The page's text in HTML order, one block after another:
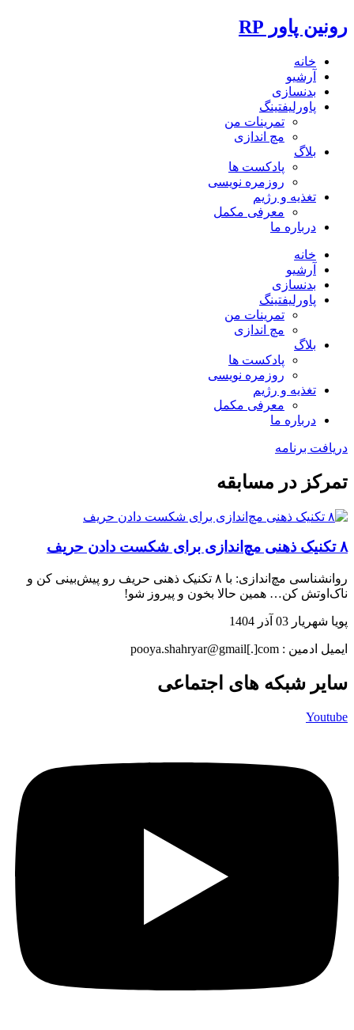
رونین پاور RP
خانه
آرشیو
بدنسازی
پاورلیفتینگ
تمرینات من
مچ اندازی
بلاگ
پادکست ها
روزمره نویسی
تغذیه و رژیم
معرفی مکمل
درباره ما
خانه
آرشیو
بدنسازی
پاورلیفتینگ
تمرینات من
مچ اندازی
بلاگ
پادکست ها
روزمره نویسی
تغذیه و رژیم
معرفی مکمل
درباره ما
دریافت برنامه
تمرکز در مسابقه
۸ تکنیک ذهنی مچ‌اندازی برای شکست دادن حریف
روانشناسی مچ‌اندازی: با ۸ تکنیک ذهنی حریف رو پیش‌بینی کن و
ناک‌اوتش کن… همین حالا بخون و پیروز شو!
پویا شهریار 03 آذر 1404
ایمیل ادمین : pooya.shahryar@gmail[.]com
سایر شبکه های اجتماعی
Youtube